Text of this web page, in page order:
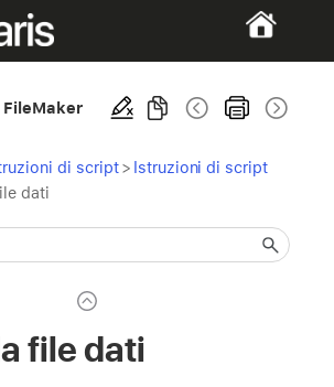
FileMaker
di script> Istruzioni di script
dati
file dati